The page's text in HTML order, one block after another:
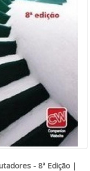
- 8ª Edição |